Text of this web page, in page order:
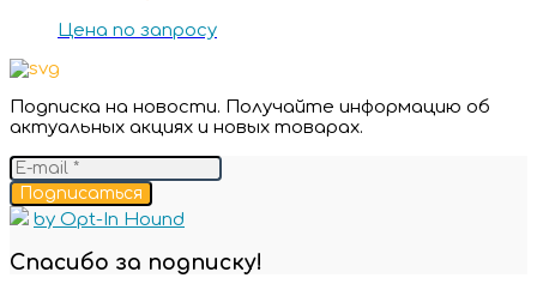
Цена по запросу
Подписка на новости. Получайте информацию об
актуальных акциях и новых товарах.
Подписаться
by Opt-In Hound
Спасибо за подписку!